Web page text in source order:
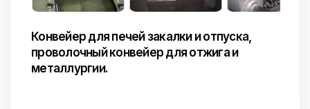
Конвейер для печей закалки и отпуска,
проволочный конвейер для отжига и
металлургии.